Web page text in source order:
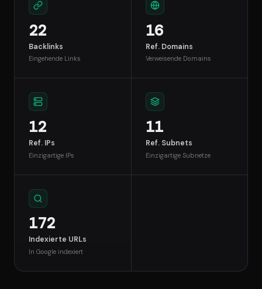
22
Backlinks
Eingehende Links
16
Ref. Domains
Verweisende Domains
12
Ref. IPs
Einzigartige IPs
11
Ref. Subnets
Einzigartige Subnetze
172
Indexierte URLs
In Google indexiert